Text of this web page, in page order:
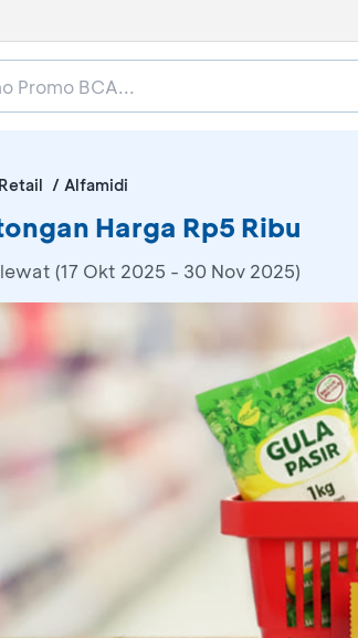
Retail Alfamidi
Harga Rp5 Ribu
(17 Okt 2025 - 30 Nov 2025)